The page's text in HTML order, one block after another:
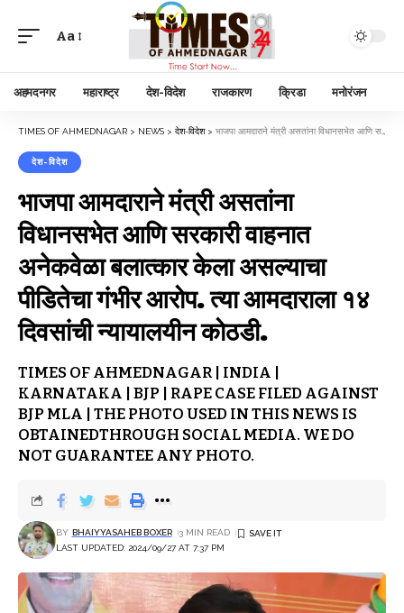
Aa
अहमदनगर महाराष्ट्र देश-विदेश राजकारण क्रिडा मनोरंजन
TIMES OF AHMEDNAGAR > NEWS > देश-विदेश> भाजपा आमदाराने मंत्री असतांना विधानसभेत आणि सरकारी वाहनात अनेकवेळा बलात्कार केला असल्याचा पीडितेचा गंभीर आरोप. त्या आमदाराला १४ दिवसांची न्यायालयीन कोठडी.
देश-विदेश
भाजपा आमदाराने मंत्री असतांना
विधानसभेत आणि सरकारी वाहनात
अनेकवेळा बलात्कार केला असल्याचा
पीडितेचा गंभीर आरोप. त्या आमदाराला १४
दिवसांची न्यायालयीन कोठडी.
TIMES OF AHMEDNAGAR | INDIA |
KARNATAKA | BJP | RAPE CASE FILED AGAINST
BJP MLA | THE PHOTO USED IN THIS NEWS IS
OBTAINEDTHROUGH SOCIAL MEDIA. WE DO
NOT GUARANTEE ANY PHOTO.
LAST UPDATED: 2024/09/27 AT 7:37 PM
BY BHAIYYASAHEB BOXER 3 MIN READ